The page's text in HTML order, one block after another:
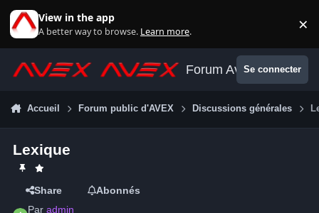
View in the app
A better way to browse. Learn more. ×
Forum AvexSe connecter
Accueil Forum public d'AVEX Discussions générales
Lexique
Share
Abonnés
Paradmin